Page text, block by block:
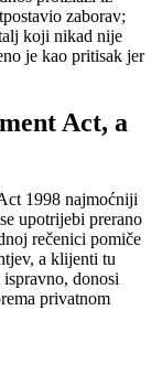
zaborav;
koji nikad nije
je kao pritisak jer
Act, a
1998 najmoćniji
upotrijebi prerano
rečenici pomiče
a klijenti tu
donosi
privatnom